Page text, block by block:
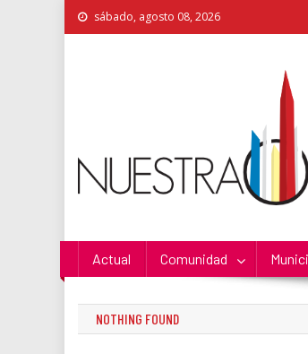
Skip
to
sábado, agosto 08, 2026
Actual Comunidad
NOTHING FOUND